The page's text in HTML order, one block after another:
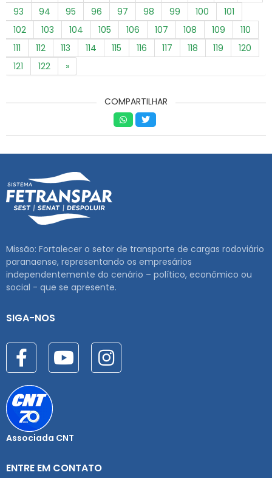
93
94 95 96 97 98 99 100
101
102
103 104 105 106 107 108 109
110
111
112 113 114 115 116 117 118 119
120
121
122 »
COMPARTILHAR
Missão: Fortalecer o setor de transporte de cargas rodoviário
paranaense, representando os empresários
independentemente do cenário – político, econômico ou
social - que se apresente.
SIGA-NOS
Associada CNT
ENTRE EM CONTATO